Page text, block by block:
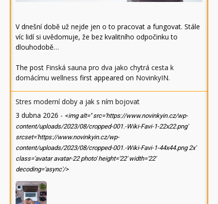
V dnešní době už nejde jen o to pracovat a fungovat. Stále
víc lidí si uvědomuje, že bez kvalitního odpočinku to
dlouhodobě…
The post Finská sauna pro dva jako chytrá cesta k
domácímu wellness first appeared on NovinkyIN.
Stres moderní doby a jak s ním bojovat
3 dubna 2026 - <img alt='' src='https://www.novinkyin.cz/wp-
content/uploads/2023/08/cropped-001.-Wiki-Favi-1-22x22.png'
srcset='https://www.novinkyin.cz/wp-
content/uploads/2023/08/cropped-001.-Wiki-Favi-1-44x44.png 2x'
class='avatar avatar-22 photo' height='22' width='22'
decoding='async'/>